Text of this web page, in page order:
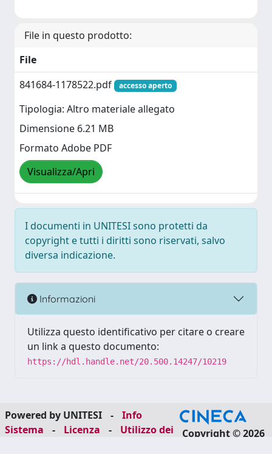
File in questo prodotto:
File
841684-1178522.pdf
accesso aperto
Tipologia: Altro materiale allegato
Dimensione 6.21 MB
Formato Adobe PDF
Visualizza/Apri
I documenti in UNITESI sono protetti da
copyright e tutti i diritti sono riservati, salvo
diversa indicazione.
Informazioni
Utilizza questo identificativo per citare o creare
un link a questo documento:
https://hdl.handle.net/20.500.14247/10219
Powered by UNITESI -
Info
Sistema
- Licenza -
Utilizzo dei
Copyright © 2026